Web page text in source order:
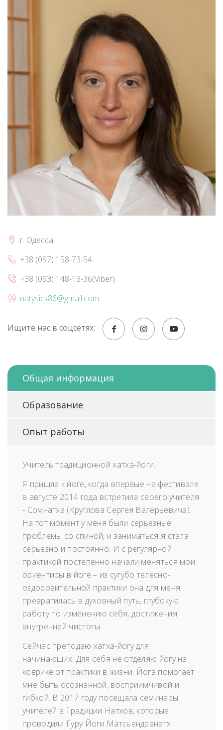
г. Одесса
+38 (097) 158-73-54
+38 (093) 148-13-36(Viber)
natysick86@gmail.com
Ищите нас в соцсетях:
Общая информация
Образование
Опыт работы
Учитель традиционной хатха-йоги.
Я пришла к йоге, когда впервые на фестивале
в августе 2014 года встретила своего учителя
- Сомнатха (Круглова Cергея Валерьевича).
На тот момент у меня были серьёзные
проблемы со спиной, и заниматься я стала
серьёзно и постоянно. И с регулярной
практикой постепенно начали меняться мои
ориентиры в йоге – из сугубо телесно-
оздоровительной практики она для меня
превратилась в духовный путь, глубокую
работу по изменению себя, достижения
внутренней чистоты.
Сейчас преподаю хатха-йогу для
начинающих. Для себя не отделяю йогу на
коврике от практики в жизни. Йога помогает
мне быть осознанной, восприимчивой и
гибкой. В 2017 году посещала семинары
учителей в Традиции Натхов, которые
проводили Гуру Йоги Матсьендранатх